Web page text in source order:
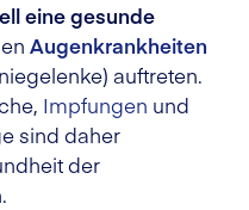
eine gesunde
Augenkrankheiten
auftreten.
Impfungen und
sind daher
der